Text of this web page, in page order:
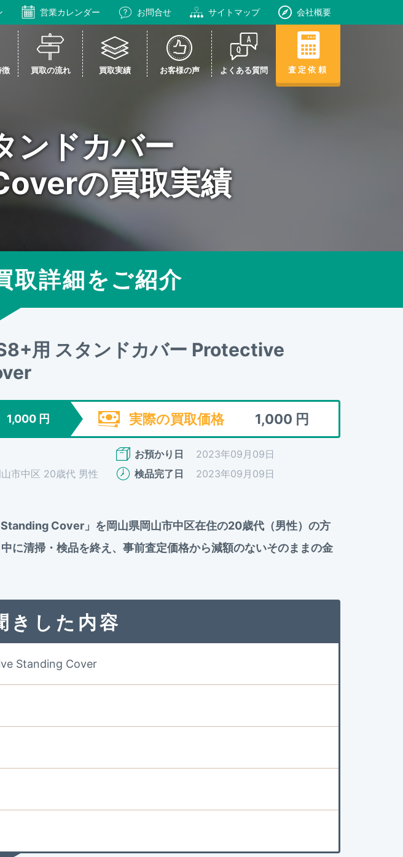
営業カレンダー お問合せ サイトマップ 会社概要
徴 買取の流れ 買取実績 お客様の声 よくある質問 査定依頼
ンドカバー
の買取実績
取詳細をご紹介
用 スタンドカバー Protective
1,000 円 実際の買取価格 1,000 円
市中区 20歳代 男性
お預かり日
2023年09月09日
検品完了日
2023年09月09日
Cover」を岡山県岡山市中区在住の20歳代（男性）の方
に清掃・検品を終え、事前査定価格から減額のないそのままの金
きした内容
Standing Cover